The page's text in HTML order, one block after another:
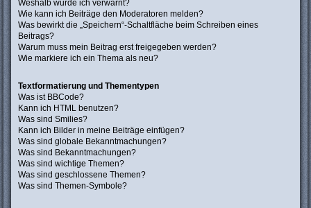
Weshalb wurde ich verwarnt?
Wie kann ich Beiträge den Moderatoren melden?
Was bewirkt die „Speichern“-Schaltfläche beim Schreiben eines
Beitrags?
Warum muss mein Beitrag erst freigegeben werden?
Wie markiere ich ein Thema als neu?
Textformatierung und Thementypen
Was ist BBCode?
Kann ich HTML benutzen?
Was sind Smilies?
Kann ich Bilder in meine Beiträge einfügen?
Was sind globale Bekanntmachungen?
Was sind Bekanntmachungen?
Was sind wichtige Themen?
Was sind geschlossene Themen?
Was sind Themen-Symbole?